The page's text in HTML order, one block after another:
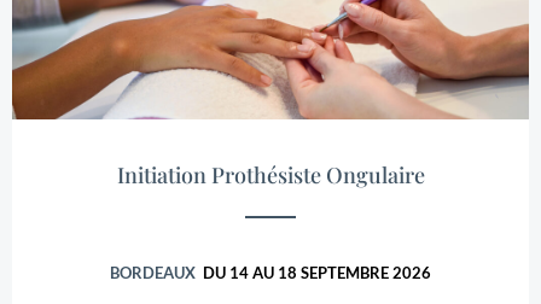
Initiation Prothésiste Ongulaire
BORDEAUX DU 14 AU 18 SEPTEMBRE 2026